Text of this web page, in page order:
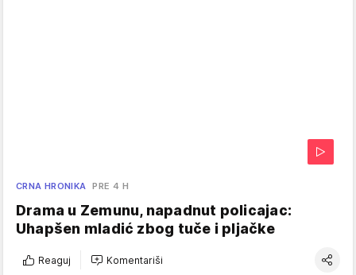
CRNA HRONIKA PRE 4 H
Drama u Zemunu, napadnut policajac:
Uhapšen mladić zbog tuče i pljačke
Reaguj Komentariši